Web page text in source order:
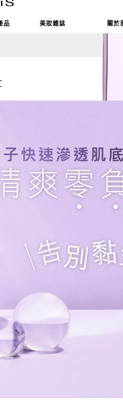
品 美妝雜誌 關於